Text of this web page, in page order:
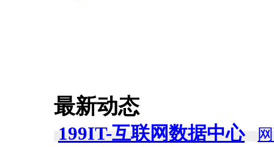
最新动态
199IT-互联网数据中心